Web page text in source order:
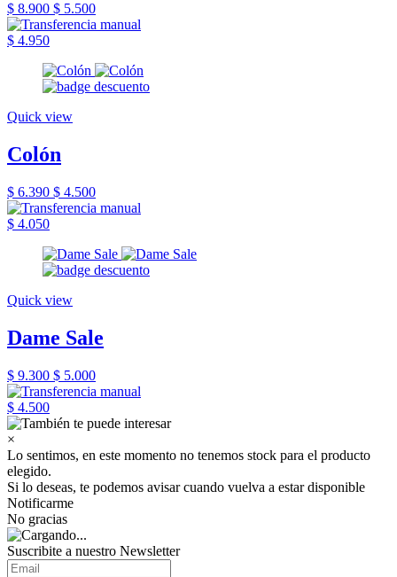
$ 8.900 $ 5.500
$ 4.950
Quick view
Colón
$ 6.390 $ 4.500
$ 4.050
Quick view
Dame Sale
$ 9.300 $ 5.000
$ 4.500
×
Lo sentimos, en este momento no tenemos stock para el producto
elegido.
Si lo deseas, te podemos avisar cuando vuelva a estar disponible
Notificarme
No gracias
Suscribite a nuestro Newsletter